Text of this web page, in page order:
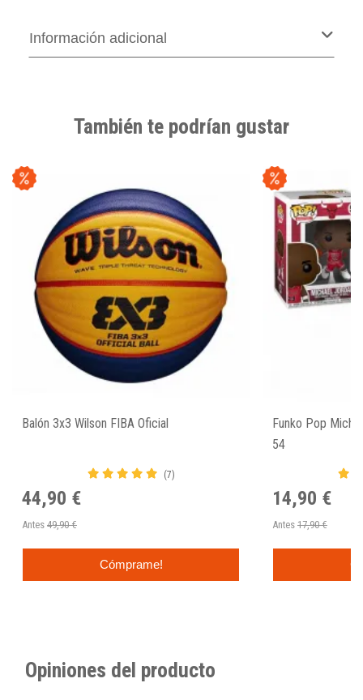
Información adicional
También te podrían gustar
Balón 3x3 Wilson FIBA Oficial
(7)
44,90 €
Antes 49,90 €
Cómprame!
Funko Pop
54
14,90 €
Antes 17,90 €
Opiniones del producto